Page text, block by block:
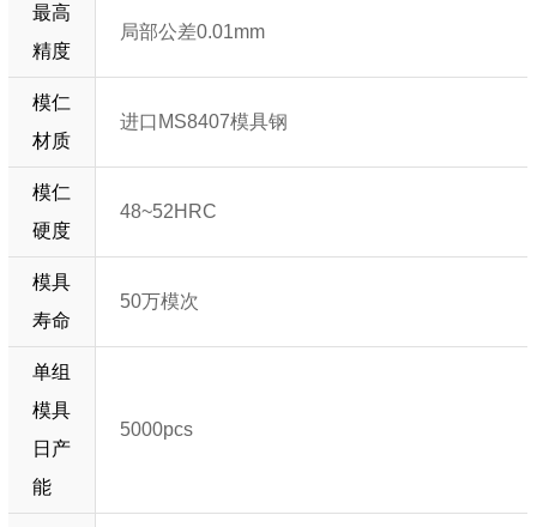
最高
精度
局部公差0.01mm
模仁
材质
进口MS8407模具钢
模仁
硬度
48~52HRC
模具
寿命
50万模次
单组
模具
日产
能
5000pcs